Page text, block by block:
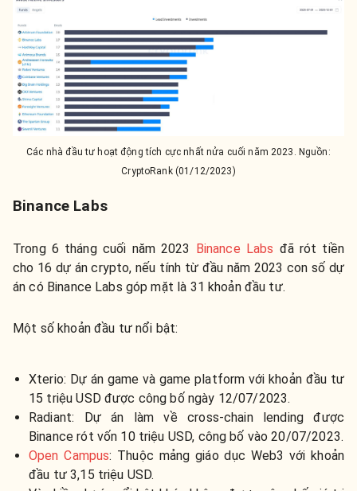
Các nhà đầu tư hoạt động tích cực nhất nửa cuối năm 2023. Nguồn:
CryptoRank (01/12/2023)
Binance Labs
Trong 6 tháng cuối năm 2023 Binance Labs đã rót tiền
cho 16 dự án crypto, nếu tính từ đầu năm 2023 con số dự
án có Binance Labs góp mặt là 31 khoản đầu tư.
Một số khoản đầu tư nổi bật:
Xterio: Dự án game và game platform với khoản đầu tư
15 triệu USD được công bố ngày 12/07/2023.
Radiant: Dự án làm về cross-chain lending được
Binance rót vốn 10 triệu USD, công bố vào 20/07/2023.
Open Campus: Thuộc mảng giáo dục Web3 với khoản
đầu tư 3,15 triệu USD.